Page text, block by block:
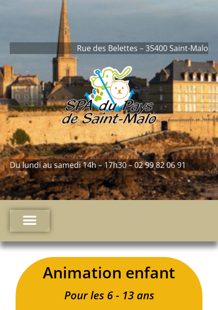
Rue des Belettes – 35400 Saint-Malo
Du lundi au samedi 14h – 17h30 – 02 99 82 06 91
Animation enfant
Pour les 6 - 13 ans